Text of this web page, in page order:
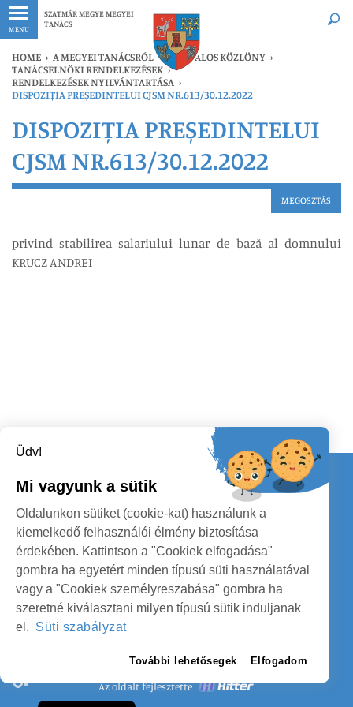
MENU
SZATMÁR MEGYE MEGYEI
TANÁCS
Legfrissebb Bármikor
HOME › A MEGYEI TANÁCSRÓL › HIVATALOS KÖZLÖNY ›
TANÁCSELNÖKI RENDELKEZÉSEK ›
RENDELKEZÉSEK NYILVÁNTARTÁSA ›
DISPOZIȚIA PREȘEDINTELUI CJSM NR.613/30.12.2022
DISPOZIȚIA PREȘEDINTELUI
CJSM NR.613/30.12.2022
MEGOSZTÁS
privind stabilirea salariului lunar de bază al domnului
KRUCZ ANDREI
SZEMÉLYES ADATOK VÉDELME
Az oldalt fejlesztette
SZATMÁR MEGYE MEGYEI TANÁCS
Kapcsolat
KÖVESSENEK
Üdv!
Mi vagyunk a sütik
Oldalunkon sütiket (cookie-kat) használunk a
kiemelkedő felhasználói élmény biztosítása
érdekében. Kattintson a "Cookiek elfogadása"
gombra ha egyetért minden típusú süti használatával
vagy a "Cookiek személyreszabása" gombra ha
szeretné kiválasztani milyen típusú sütik induljanak
el. Süti szabályzat
További lehetősegek Elfogadom